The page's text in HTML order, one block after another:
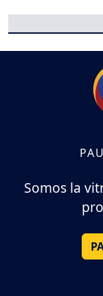
Somos la